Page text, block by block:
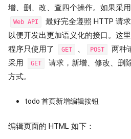
增、删、改、查四个操作。如果采用
Web API
最好完全遵照 HTTP 请
以便开发出更加语义化的接口。这
程序只使用了
GET 、 POST
两种
采用
GET 请求，新增、修改、删
方式。
todo 首页新增编辑按钮
编辑页面的 HTML 如下：